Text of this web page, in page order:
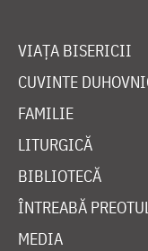
VIAȚA BISERICII
CUVINTE
FAMILIE
LITURGICĂ
BIBLIOTECĂ
ÎNTREABĂ
MEDIA